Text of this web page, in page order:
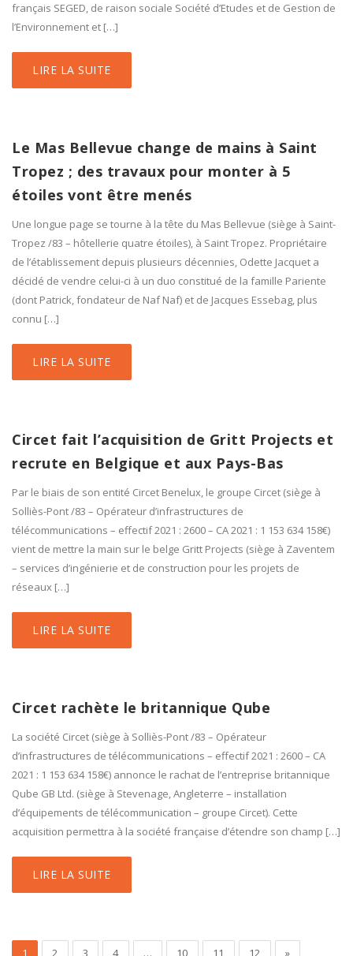
français SEGED, de raison sociale Société d’Etudes et de Gestion de
l’Environnement et […]
LIRE LA SUITE
Le Mas Bellevue change de mains à Saint
Tropez ; des travaux pour monter à 5
étoiles vont être menés
Une longue page se tourne à la tête du Mas Bellevue (siège à Saint-
Tropez /83 – hôtellerie quatre étoiles), à Saint Tropez. Propriétaire
de l’établissement depuis plusieurs décennies, Odette Jacquet a
décidé de vendre celui-ci à un duo constitué de la famille Pariente
(dont Patrick, fondateur de Naf Naf) et de Jacques Essebag, plus
connu […]
LIRE LA SUITE
Circet fait l’acquisition de Gritt Projects et
recrute en Belgique et aux Pays-Bas
Par le biais de son entité Circet Benelux, le groupe Circet (siège à
Solliès-Pont /83 – Opérateur d’infrastructures de
télécommunications – effectif 2021 : 2600 – CA 2021 : 1 153 634 158€)
vient de mettre la main sur le belge Gritt Projects (siège à Zaventem
– services d’ingénierie et de construction pour les projets de
réseaux […]
LIRE LA SUITE
Circet rachète le britannique Qube
La société Circet (siège à Solliès-Pont /83 – Opérateur
d’infrastructures de télécommunications – effectif 2021 : 2600 – CA
2021 : 1 153 634 158€) annonce le rachat de l’entreprise britannique
Qube GB Ltd. (siège à Stevenage, Angleterre – installation
d’équipements de télécommunication – groupe Circet). Cette
acquisition permettra à la société française d’étendre son champ […]
LIRE LA SUITE
1 2 3 4 … 10 11 12 »